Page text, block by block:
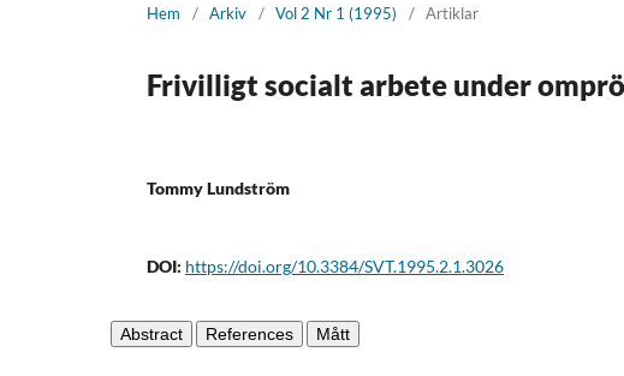
Hem / Arkiv / Vol 2 Nr 1 (1995) / Artiklar
Frivilligt socialt arbete under
Tommy Lundström
DOI: https://doi.org/10.3384/SVT.1995.2.1.3026
Abstract References Mått